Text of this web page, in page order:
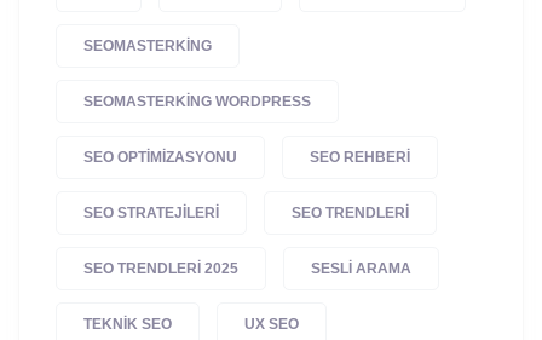
SEOMASTERKING
SEOMASTERKING WORDPRESS
SEO OPTIMIZASYONU SEO REHBERI
SEO STRATEJILERI SEO TRENDLERI
SEO TRENDLERI 2025 SESLI ARAMA
TEKNIK SEO UX SEO